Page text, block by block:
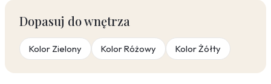
Dopasuj do wnętrza
Kolor Zielony Kolor Różowy Kolor Żółty